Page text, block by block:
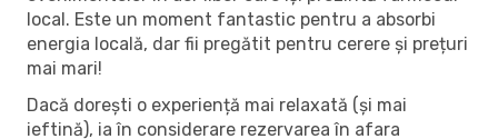
local. Este un moment fantastic pentru a absorbi
energia locală, dar fii pregătit pentru cerere și prețuri
mai mari!
Dacă dorești o experiență mai relaxată (și mai
ieftină), ia în considerare rezervarea în afara